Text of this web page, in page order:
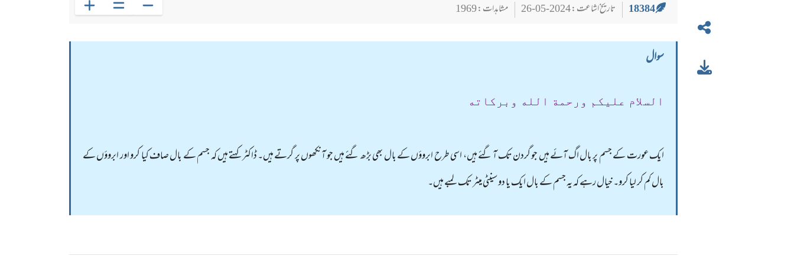
18384 تاریخ اشاعت : 2024-05-26 مشاہدات : 1969
سوال
السلام عليكم ورحمة الله وبركاته
ایک عورت کے جسم پر بال اگ آئے ہیں جو گردن تک آ گئے ہیں، اسی طرح ابروؤں کے بال بھی بڑھ گئے ہیں جو آنکھوں پر گرتے ہیں۔ ڈاکٹر کہتے ہیں کہ جسم کے بال صاف کیا کرو اور ابروؤں کے
بال کم کر لیا کرو۔ خیال رہے کہ یہ جسم کے بال ایک یا دو سینٹی میٹر تک لمبے ہیں۔